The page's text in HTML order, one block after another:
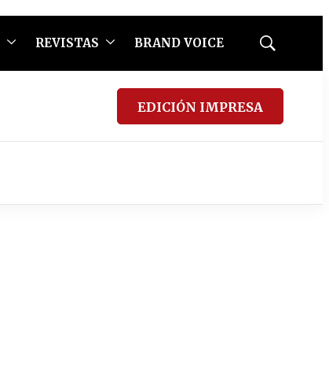
REVISTAS BRAND VOICE
Mostrar
EDICIÓN IMPRESA